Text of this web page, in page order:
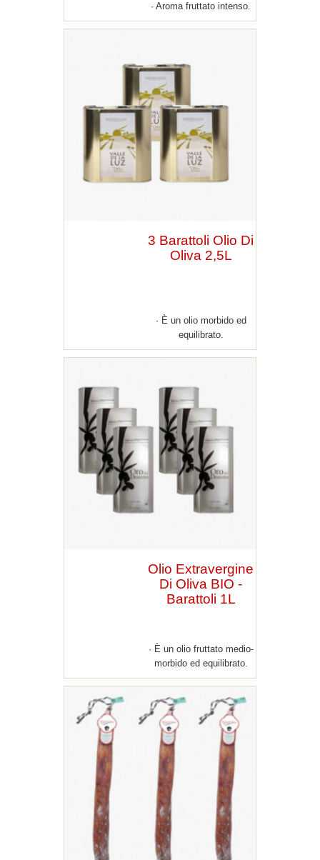
Aroma fruttato intenso.
3 Barattoli Olio Di
Oliva 2,5L
È un olio morbido ed
equilibrato.
Olio Extravergine
Di Oliva BIO -
Barattoli 1L
È un olio fruttato medio-
morbido ed equilibrato.